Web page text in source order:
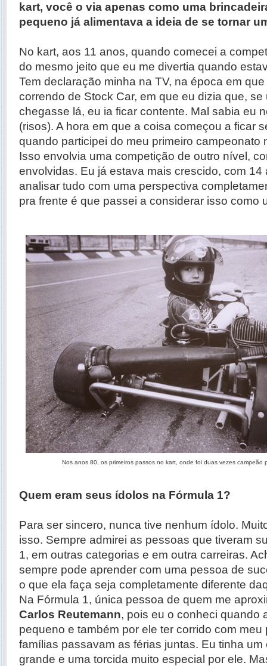
kart, você o via apenas como uma
pequeno já alimentava a ideia de se tornar
No kart, aos 11 anos, quando comecei a
do mesmo jeito que eu me divertia quando
Tem declaração minha na TV, na época em
correndo de Stock Car, em que eu dizia que, se
chegasse lá, eu ia ficar contente. Mal sabia eu
(risos). A hora em que a coisa começou a ficar
quando participei do meu primeiro campeonato
Isso envolvia uma competição de outro nível,
envolvidas. Eu já estava mais crescido, com 14
analisar tudo com uma perspectiva
pra frente é que passei a considerar isso como
Nos anos 80, os primeiros passos no kart, onde foi duas vezes campeão
Quem eram seus ídolos na Fórmula 1?
Para ser sincero, nunca tive nenhum ídolo.
isso. Sempre admirei as pessoas que tiveram
1, em outras categorias e em outra carreiras.
sempre pode aprender com uma pessoa de
o que ela faça seja completamente diferente
Na Fórmula 1, única pessoa de quem me
Carlos Reutemann, pois eu o conheci quando
pequeno e também por ele ter corrido com meu
famílias passavam as férias juntas. Eu tinha um
grande e uma torcida muito especial por ele.